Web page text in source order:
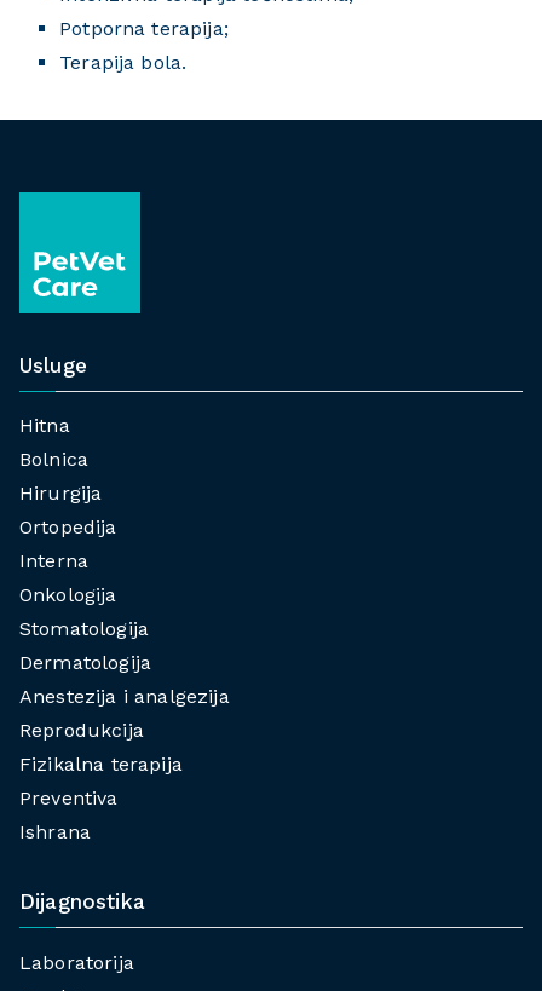
Potporna terapija;
Terapija bola.
Usluge
Hitna
Bolnica
Hirurgija
Ortopedija
Interna
Onkologija
Stomatologija
Dermatologija
Anestezija i analgezija
Reprodukcija
Fizikalna terapija
Preventiva
Ishrana
Dijagnostika
Laboratorija